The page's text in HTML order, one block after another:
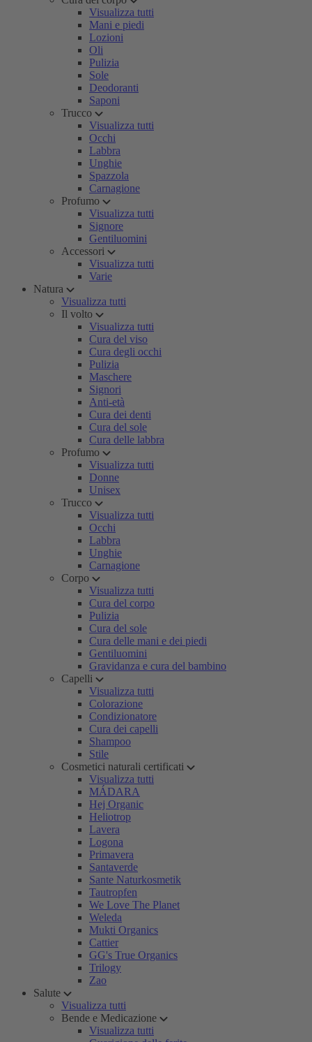
Visualizza tutti
Mani e piedi
Lozioni
Oli
Pulizia
Sole
Deodoranti
Saponi
Trucco
Visualizza tutti
Occhi
Labbra
Unghie
Spazzola
Carnagione
Profumo
Visualizza tutti
Signore
Gentiluomini
Accessori
Visualizza tutti
Varie
Natura
Visualizza tutti
Il volto
Visualizza tutti
Cura del viso
Cura degli occhi
Pulizia
Maschere
Signori
Anti-età
Cura dei denti
Cura del sole
Cura delle labbra
Profumo
Visualizza tutti
Donne
Unisex
Trucco
Visualizza tutti
Occhi
Labbra
Unghie
Carnagione
Corpo
Visualizza tutti
Cura del corpo
Pulizia
Cura del sole
Cura delle mani e dei piedi
Gentiluomini
Gravidanza e cura del bambino
Capelli
Visualizza tutti
Colorazione
Condizionatore
Cura dei capelli
Shampoo
Stile
Cosmetici naturali certificati
Visualizza tutti
MÁDARA
Hej Organic
Heliotrop
Lavera
Logona
Primavera
Santaverde
Sante Naturkosmetik
Tautropfen
We Love The Planet
Weleda
Mukti Organics
Cattier
GG's True Organics
Trilogy
Zao
Salute
Visualizza tutti
Bende e Medicazione
Visualizza tutti